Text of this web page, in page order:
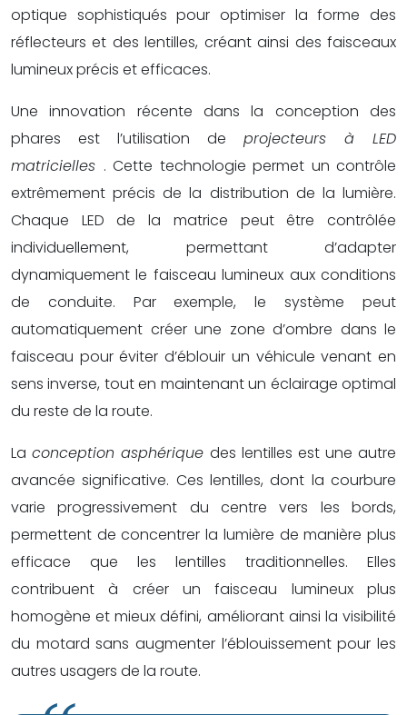
optique sophistiqués pour optimiser la forme des
réflecteurs et des lentilles, créant ainsi des faisceaux
lumineux précis et efficaces.
Une innovation récente dans la conception des
phares est l’utilisation de projecteurs à LED
matricielles . Cette technologie permet un contrôle
extrêmement précis de la distribution de la lumière.
Chaque LED de la matrice peut être contrôlée
individuellement, permettant d’adapter
dynamiquement le faisceau lumineux aux conditions
de conduite. Par exemple, le système peut
automatiquement créer une zone d’ombre dans le
faisceau pour éviter d’éblouir un véhicule venant en
sens inverse, tout en maintenant un éclairage optimal
du reste de la route.
La conception asphérique des lentilles est une autre
avancée significative. Ces lentilles, dont la courbure
varie progressivement du centre vers les bords,
permettent de concentrer la lumière de manière plus
efficace que les lentilles traditionnelles. Elles
contribuent à créer un faisceau lumineux plus
homogène et mieux défini, améliorant ainsi la visibilité
du motard sans augmenter l’éblouissement pour les
autres usagers de la route.